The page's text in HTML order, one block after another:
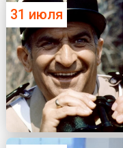
31 июля